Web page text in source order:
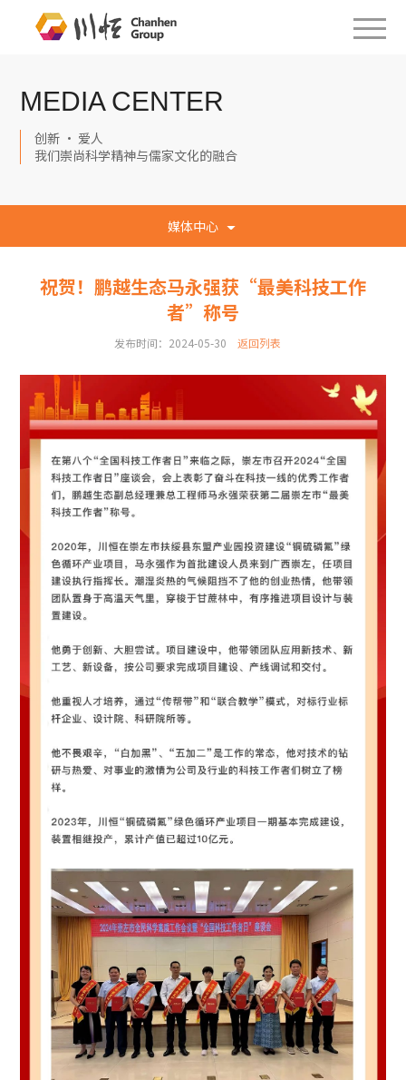
MEDIA CENTER
创新 · 爱人
我们崇尚科学精神与儒家文化的融合
媒体中心
祝贺！鹏越生态马永强获“最美科技工作
者”称号
发布时间：2024-05-30 返回列表